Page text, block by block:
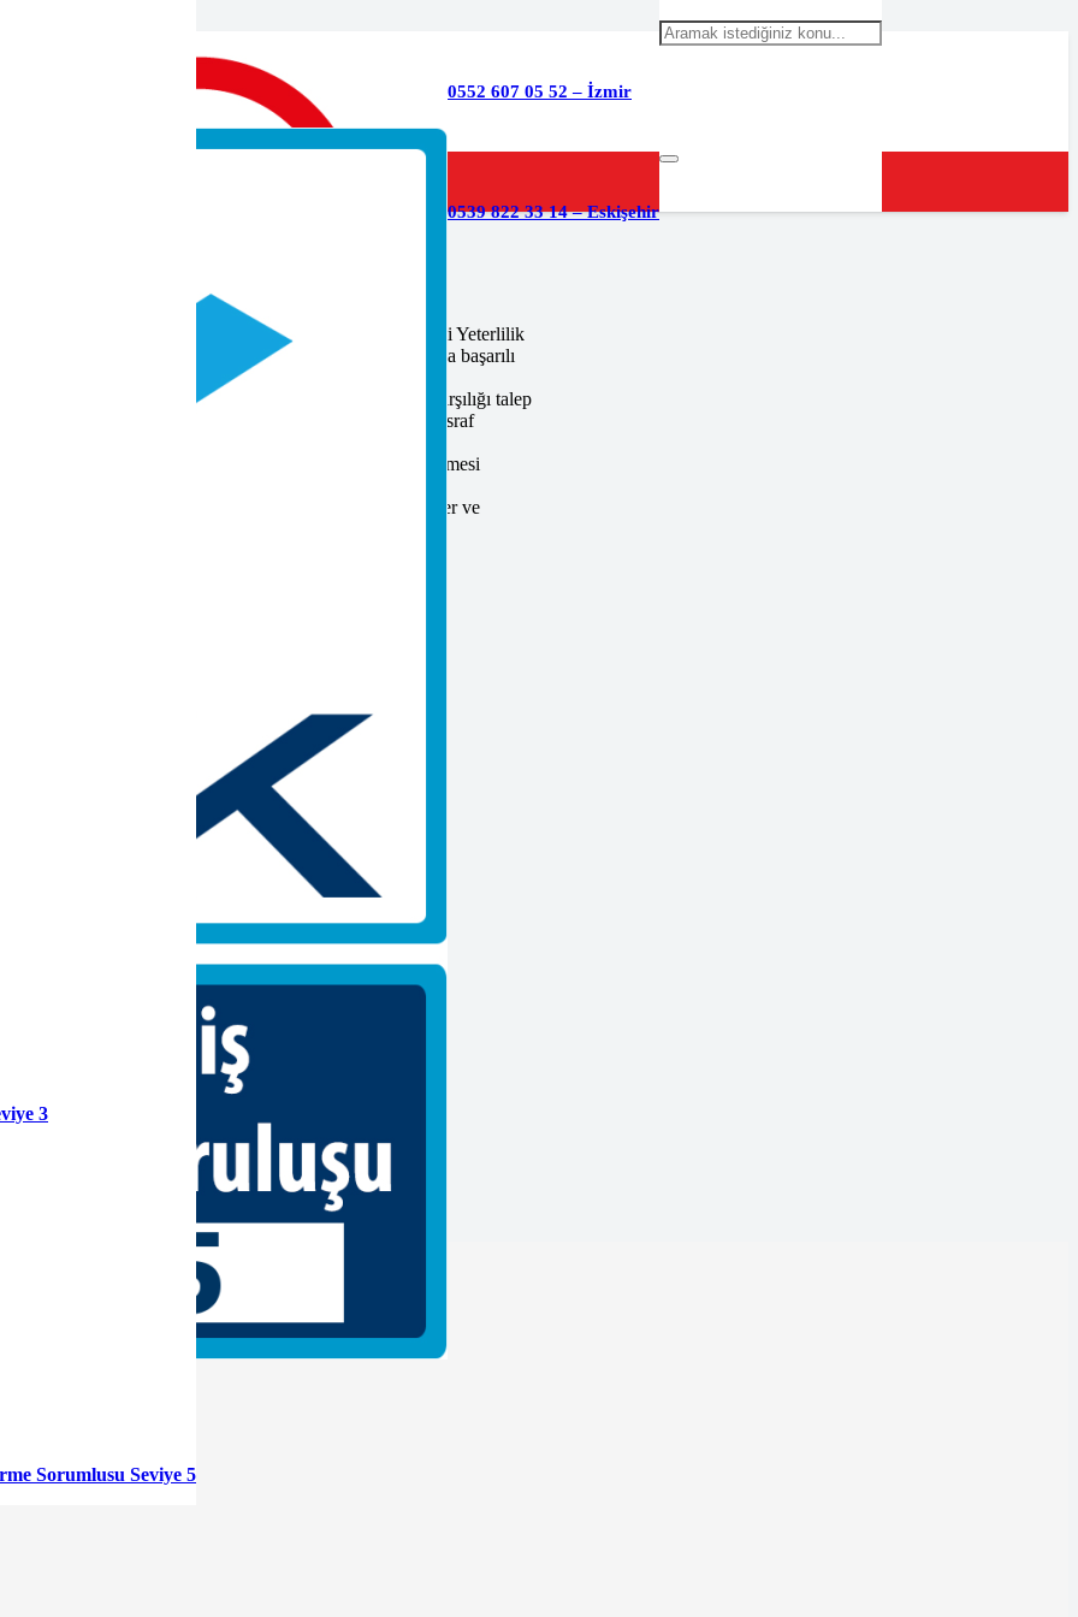
0552 607 05 52 – İzmir
0539 822 33 14 – Eskişehir
3
Sorumlusu Seviye 5
tebliğlerinde adı geçen mesleklerde, MYK Mesleki Yeterlilik
kuruluşlarının gerçekleştireceği sınavlarda başarılı
fondan karşılanacağı hüküm altına alınmıştır.
bir kereye mahsus olmak üzere belge masraf karşılığı talep
yararlanan başarılı adaydan 150.00 TL MYK belge masraf
değişiklerden dolayı belgesini yenilemek istemesi
alınır.
için sınava alınmamış aday, ilgili sınav hakkını kaybeder ve